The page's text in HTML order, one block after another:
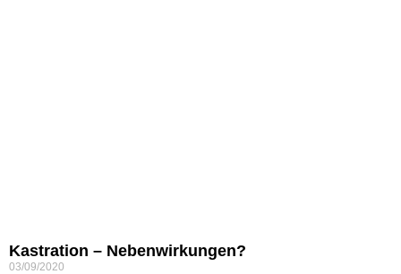
Kastration – Nebenwirkungen?
03/09/2020